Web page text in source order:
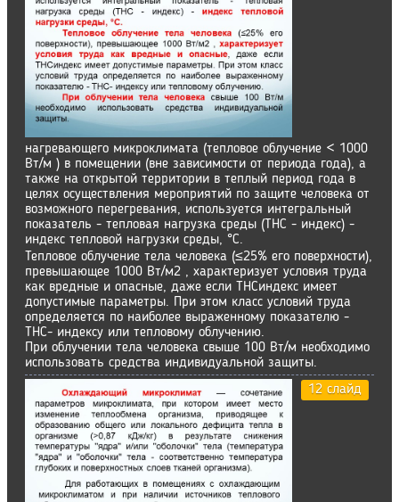
нагревающего микроклимата (тепловое облучение < 1000
Вт/м ) в помещении (вне зависимости от периода года), а
также на открытой территории в теплый период года в
целях осуществления мероприятий по защите человека от
возможного перегревания, используется интегральный
показатель - тепловая нагрузка среды (ТНС - индекс) -
индекс тепловой нагрузки среды, °С.
Тепловое облучение тела человека (≤25% его поверхности),
превышающее 1000 Вт/м2 , характеризует условия труда
как вредные и опасные, даже если ТНСиндекс имеет
допустимые параметры. При этом класс условий труда
определяется по наиболее выраженному показателю -
ТНС- индексу или тепловому облучению.
При облучении тела человека свыше 100 Вт/м необходимо
использовать средства индивидуальной защиты.
12 слайд